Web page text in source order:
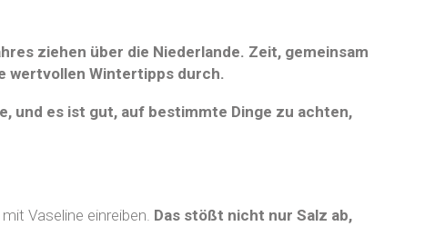
ziehen über die Niederlande. Zeit, gemeinsam
wertvollen Wintertipps durch.
und es ist gut, auf bestimmte Dinge zu achten,
Vaseline einreiben. Das stößt nicht nur Salz ab,